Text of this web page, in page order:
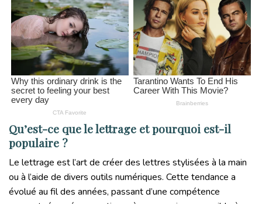
Qu’est-ce que le lettrage et pourquoi est-il
populaire ?
Le lettrage est l’art de créer des lettres stylisées à la main
ou à l’aide de divers outils numériques. Cette tendance a
évolué au fil des années, passant d’une compétence